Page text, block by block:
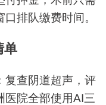
排队缴费时间。
单
查阴道超声，评
医院全部使用AI三